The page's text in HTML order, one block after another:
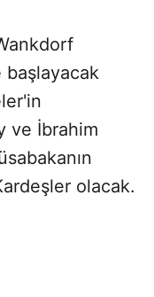
başlayacak
ve İbrahim
olacak.